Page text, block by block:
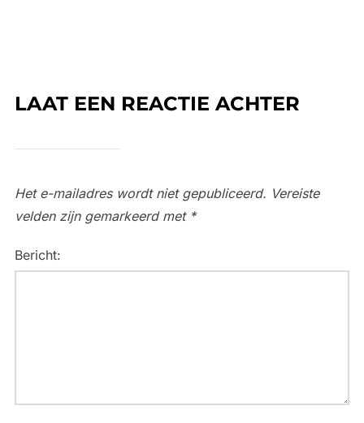
LAAT EEN REACTIE ACHTER
Het e-mailadres wordt niet gepubliceerd. Vereiste
velden zijn gemarkeerd met *
Bericht: